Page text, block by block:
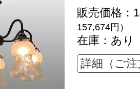
販売価格：
157,674円）
在庫：あり
詳細（ご